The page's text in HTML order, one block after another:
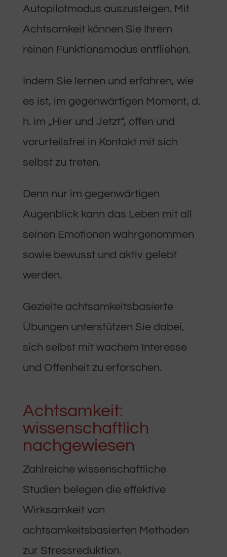
Autopilotmodus auszusteigen. Mit
Achtsamkeit können Sie Ihrem
reinen Funktionsmodus entfliehen.
Indem Sie lernen und erfahren, wie
es ist, im gegenwärtigen Moment, d.
h. im „Hier und Jetzt“, offen und
vorurteilsfrei in Kontakt mit sich
selbst zu treten.
Denn nur im gegenwärtigen
Augenblick kann das Leben mit all
seinen Emotionen wahrgenommen
sowie bewusst und aktiv gelebt
werden.
Gezielte achtsamkeitsbasierte
Übungen unterstützen Sie dabei,
sich selbst mit wachem Interesse
und Offenheit zu erforschen.
Achtsamkeit:
wissenschaftlich
nachgewiesen
Zahlreiche wissenschaftliche
Studien belegen die effektive
Wirksamkeit von
achtsamkeitsbasierten Methoden
zur Stressreduktion.